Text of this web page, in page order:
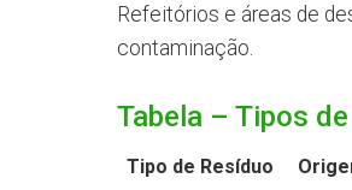
Refeitórios e áreas de
contaminação.
Tabela – Tipos
Tipo de Resíduo